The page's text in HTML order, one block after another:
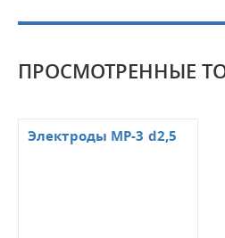
ПРОСМОТРЕННЫЕ
Электроды МР-3 d2,5